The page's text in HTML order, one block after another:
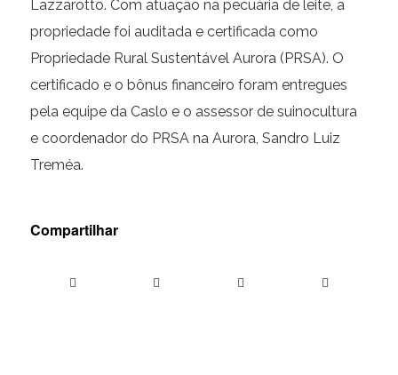
Lazzarotto. Com atuação na pecuária de leite, a
propriedade foi auditada e certificada como
Propriedade Rural Sustentável Aurora (PRSA). O
certificado e o bônus financeiro foram entregues
pela equipe da Caslo e o assessor de suinocultura
e coordenador do PRSA na Aurora, Sandro Luiz
Treméa.
Compartilhar